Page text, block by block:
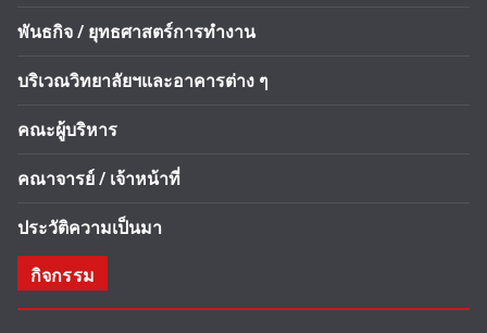
พันธกิจ / ยุทธศาสตร์การทำงาน
บริเวณวิทยาลัยฯและอาคารต่าง ๆ
คณะผู้บริหาร
คณาจารย์ / เจ้าหน้าที่
ประวัติความเป็นมา
กิจกรรม